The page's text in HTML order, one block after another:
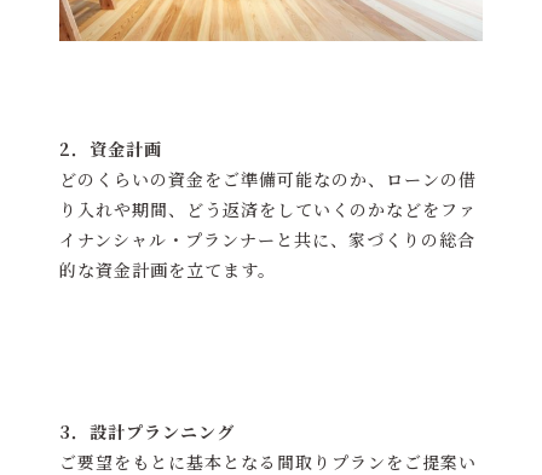
2．資金計画
どのくらいの資金をご準備可能なのか、ローンの借
り入れや期間、どう返済をしていくのかなどをファ
イナンシャル・プランナーと共に、家づくりの総合
的な資金計画を立てます。
3．設計プランニング
ご要望をもとに基本となる間取りプランをご提案い